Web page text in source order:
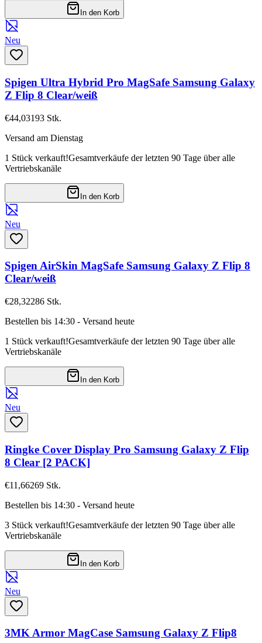
In den Korb
Neu
Spigen Ultra Hybrid Pro MagSafe Samsung Galaxy
Z Flip 8 Clear/weiß
€44,03193 Stk.
Versand am Dienstag
1 Stück verkauft!Gesamtverkäufe der letzten 90 Tage über alle
Vertriebskanäle
In den Korb
Neu
Spigen AirSkin MagSafe Samsung Galaxy Z Flip 8
Clear/weiß
€28,32286 Stk.
Bestellen bis 14:30 - Versand heute
1 Stück verkauft!Gesamtverkäufe der letzten 90 Tage über alle
Vertriebskanäle
In den Korb
Neu
Ringke Cover Display Pro Samsung Galaxy Z Flip
8 Clear [2 PACK]
€11,66269 Stk.
Bestellen bis 14:30 - Versand heute
3 Stück verkauft!Gesamtverkäufe der letzten 90 Tage über alle
Vertriebskanäle
In den Korb
Neu
3MK Armor MagCase Samsung Galaxy Z Flip8